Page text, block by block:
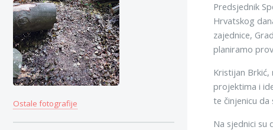
Predsjednik
Hrvatskog
zajednice,
planiramo
Kristijan
projektima i
te činjenicu
Na sjednici su
Ostale fotografije